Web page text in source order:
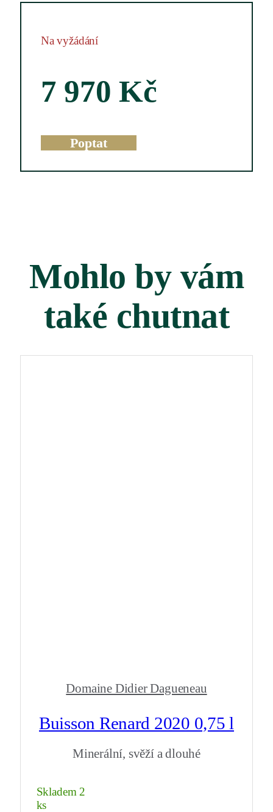
Na vyžádání
7 970Kč
Poptat
Mohlo by vám
také chutnat
Domaine Didier Dagueneau
Buisson Renard 2020 0,75 l
Minerální, svěží a dlouhé
Skladem 2
ks